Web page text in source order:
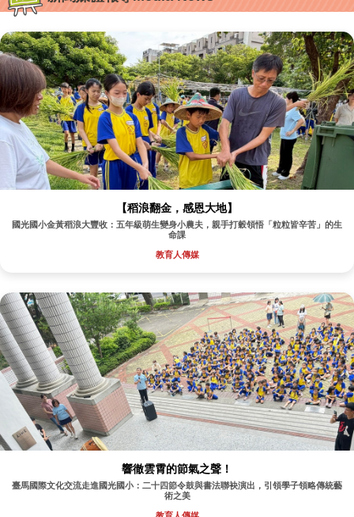
【稻浪翻金，感恩大地】
國光國小金黃稻浪大豐收：五年級萌生變身小農夫，親手打穀領悟「粒粒皆辛苦」的生
命課
教育人傳媒
響徹雲霄的節氣之聲！
臺馬國際文化交流走進國光國小：二十四節令鼓與書法聯袂演出，引領學子領略傳統藝
術之美
教育人傳媒